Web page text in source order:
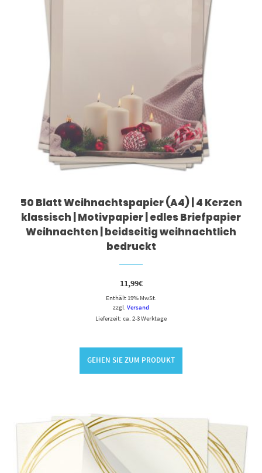
50 Blatt Weihnachtspapier (A4) | 4 Kerzen
klassisch | Motivpapier | edles Briefpapier
Weihnachten | beidseitig weihnachtlich
bedruckt
11,99€
Enthält 19% MwSt.
zzgl. Versand
Lieferzeit: ca. 2-3 Werktage
GEHEN SIE ZUM PRODUKT